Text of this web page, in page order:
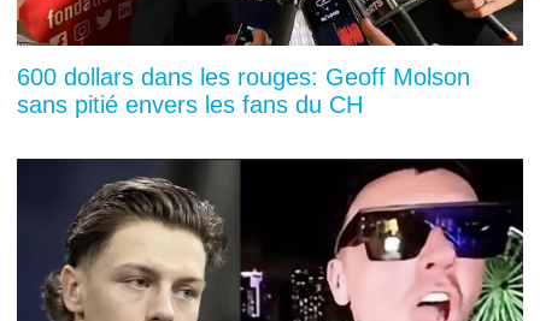
600 dollars dans les rouges: Geoff Molson
sans pitié envers les fans du CH